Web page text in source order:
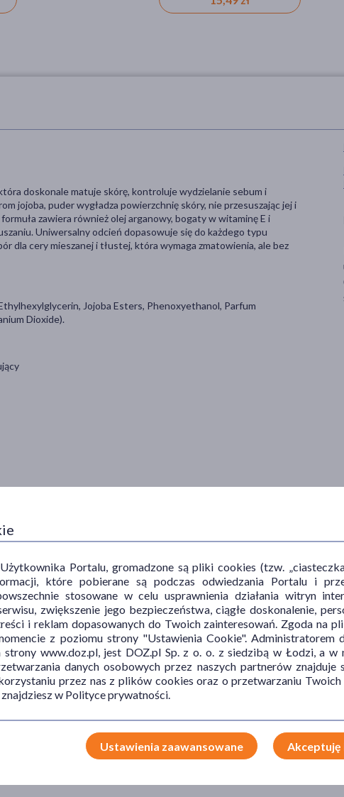
doskonale matuje skórę, kontroluje wydzielanie sebum i
jojoba, puder wygładza powierzchnię skóry, nie przesuszając jej i
zawiera również olej arganowy, bogaty w witaminę E i
Uniwersalny odcień dopasowuje się do każdego typu
dla cery mieszanej i tłustej, która wymaga zmatowienia, ale bez
Jojoba Esters, Phenoxyethanol, Parfum
Dioxide).
matu.
E.
skutecznego zmatowienia i utrwalenia makijażu.
T (czoło, nos, broda), a następnie rozprowadź na całej twarzy.
rozcieraj.
Przechowywać w suchym miejscu. Nie wdychać
Portalu, gromadzone są pliki cookies (tzw.
które pobierane są podczas odwiedzania Portalu i
stosowane w celu usprawnienia działania witryn
zwiększenie jego bezpieczeństwa, ciągłe doskonalenie,
i reklam dopasowanych do Twoich zainteresowań. Zgoda na
z poziomu strony "Ustawienia Cookie". Administratorem
www.doz.pl, jest DOZ.pl Sp. z o. o. z siedzibą w Łodzi, a w
danych osobowych przez naszych partnerów
przez nas z plików cookies oraz o przetwarzaniu
w Polityce prywatności.
Ustawienia zaawansowane Akceptuję